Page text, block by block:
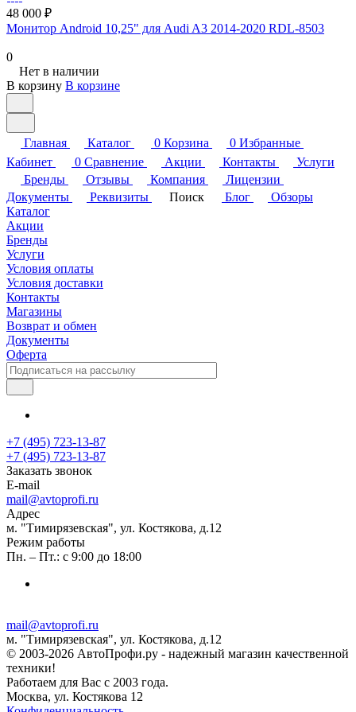
48 000 ₽
Монитор Android 10,25" для Audi A3 2014-2020 RDL-8503
0
Нет в наличии
В корзину В корзине
Главная Каталог 0 Корзина 0 Избранные
Кабинет
0 Сравнение Акции Контакты
Услуги
Бренды
Отзывы Компания
Лицензии
Документы
Реквизиты Поиск Блог
Обзоры
Каталог
Акции
Бренды
Услуги
Условия оплаты
Условия доставки
Контакты
Магазины
Возврат и обмен
Документы
Оферта
+7 (495) 723-13-87
+7 (495) 723-13-87
Заказать звонок
E-mail
mail@avtoprofi.ru
Адрес
м. "Тимирязевская", ул. Костякова, д.12
Режим работы
Пн. – Пт.: с 9:00 до 18:00
mail@avtoprofi.ru
м. "Тимирязевская", ул. Костякова, д.12
© 2003-2026 АвтоПрофи.ру - надежный магазин качественной
техники!
Работаем для Вас с 2003 года.
Москва, ул. Костякова 12